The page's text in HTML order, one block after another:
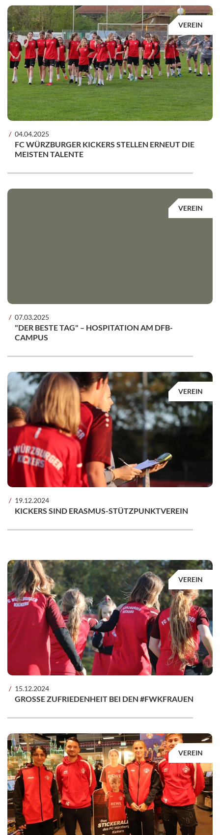
VEREIN
04.04.2025
FC WÜRZBURGER KICKERS STELLEN ERNEUT DIE
MEISTEN TALENTE
VEREIN
07.03.2025
"DER BESTE TAG" – HOSPITATION AM DFB-
CAMPUS
VEREIN
19.12.2024
KICKERS SIND ERASMUS-STÜTZPUNKTVEREIN
VEREIN
15.12.2024
GROSSE ZUFRIEDENHEIT BEI DEN #FWKFRAUEN
VEREIN